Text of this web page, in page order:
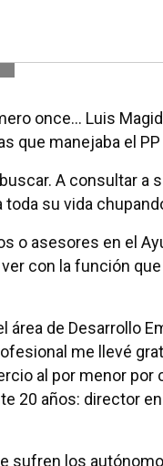
once… Luis
que manejaba el
A consultar a
su vida
o asesores en el
con la función
de Desarrollo
me llevé
al por menor por
20 años: director
sufren los